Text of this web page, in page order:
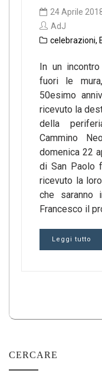
24 Aprile
AdJ
celebrazioni,
In un
fuori le
50esimo
ricevuto la
della
Cammino
domenica 22
di San Paolo
ricevuto la
che saranno
Francesco il
Leggi tutto
CERCARE